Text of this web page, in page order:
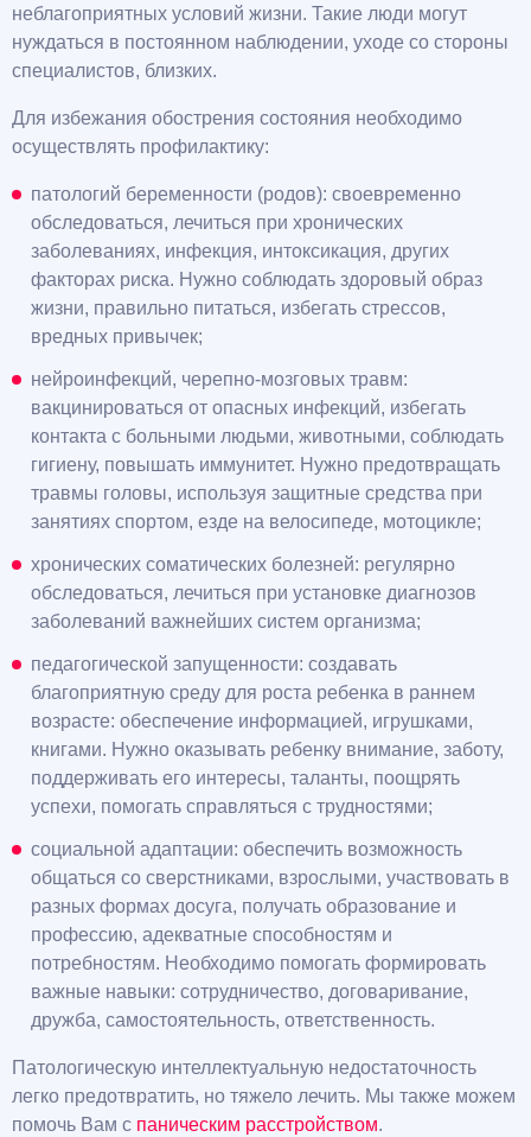
неблагоприятных условий жизни. Такие люди могут
нуждаться в постоянном наблюдении, уходе со стороны
специалистов, близких.
Для избежания обострения состояния необходимо
осуществлять профилактику:
патологий беременности (родов): своевременно
обследоваться, лечиться при хронических
заболеваниях, инфекция, интоксикация, других
факторах риска. Нужно соблюдать здоровый образ
жизни, правильно питаться, избегать стрессов,
вредных привычек;
нейроинфекций, черепно-мозговых травм:
вакцинироваться от опасных инфекций, избегать
контакта с больными людьми, животными, соблюдать
гигиену, повышать иммунитет. Нужно предотвращать
травмы головы, используя защитные средства при
занятиях спортом, езде на велосипеде, мотоцикле;
хронических соматических болезней: регулярно
обследоваться, лечиться при установке диагнозов
заболеваний важнейших систем организма;
педагогической запущенности: создавать
благоприятную среду для роста ребенка в раннем
возрасте: обеспечение информацией, игрушками,
книгами. Нужно оказывать ребенку внимание, заботу,
поддерживать его интересы, таланты, поощрять
успехи, помогать справляться с трудностями;
социальной адаптации: обеспечить возможность
общаться со сверстниками, взрослыми, участвовать в
разных формах досуга, получать образование и
профессию, адекватные способностям и
потребностям. Необходимо помогать формировать
важные навыки: сотрудничество, договаривание,
дружба, самостоятельность, ответственность.
Патологическую интеллектуальную недостаточность
легко предотвратить, но тяжело лечить. Мы также можем
помочь Вам с паническим расстройством.